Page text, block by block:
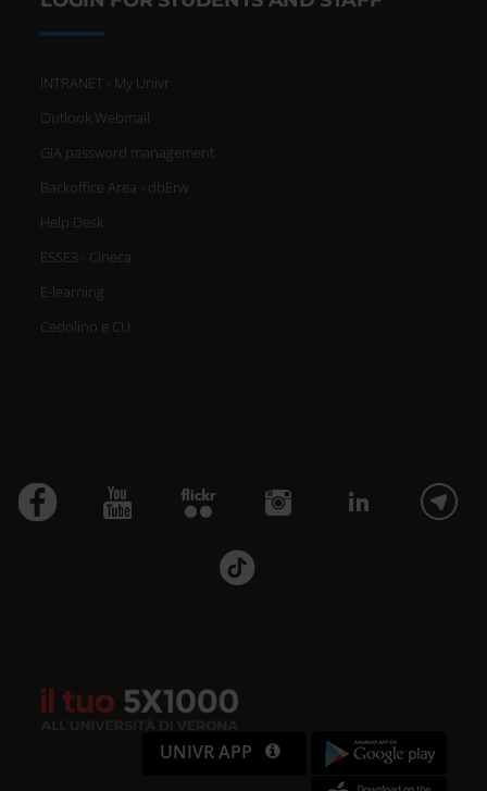
INTRANET - My Univr
Outlook Webmail
GIA password management
Backoffice Area - dbErw
Help Desk
ESSE3 - Cineca
E-learning
Cedolino e CU
UNIVR APP